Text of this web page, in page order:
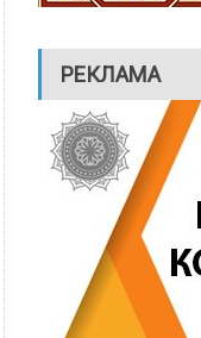
РЕКЛАМА